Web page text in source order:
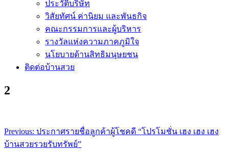
ประวัติบริษัท
วิสัยทัศน์ ค่านิยม และพันธกิจ
คณะกรรมการและผู้บริหาร
รางวัลแห่งความภาคภูมิใจ
นโยบายด้านสิทธิมนุษยชน
ติดต่อบ้านสวย
2
Post
navigation
Previous: ประกาศรายชื่อลูกค้าผู้โชคดี “โปรโมชั่น เฮง เฮง เฮง
บ้านสวยรวยรับทรัพย์”